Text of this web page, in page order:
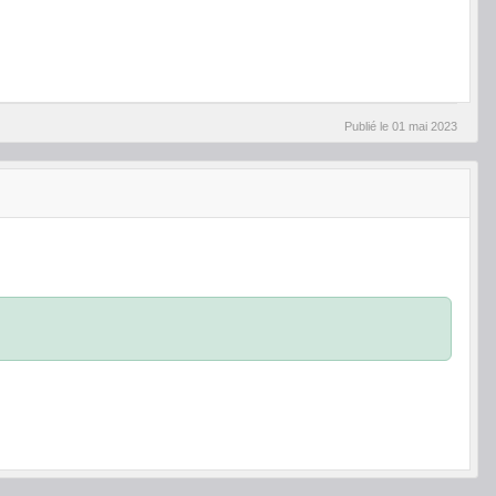
Publié le 01 mai 2023